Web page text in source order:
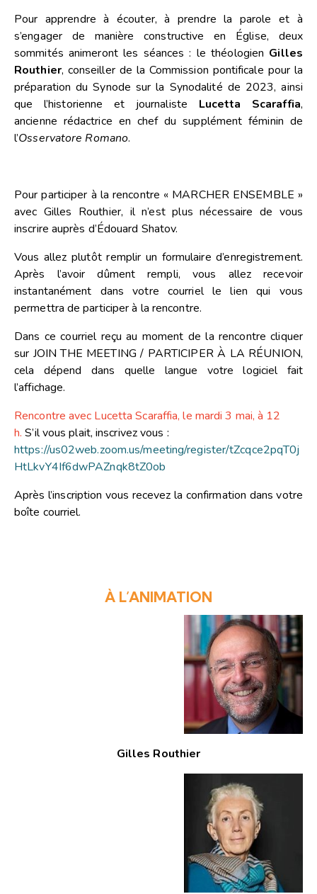
Pour apprendre à écouter, à prendre la parole et à
s’engager de manière constructive en Église, deux
sommités animeront les séances : le théologien Gilles
Routhier, conseiller de la Commission pontificale pour la
préparation du Synode sur la Synodalité de 2023, ainsi
que l’historienne et journaliste Lucetta Scaraffia,
ancienne rédactrice en chef du supplément féminin de
l’Osservatore Romano.
Pour participer à la rencontre « MARCHER ENSEMBLE »
avec Gilles Routhier, il n’est plus nécessaire de vous
inscrire auprès d’Édouard Shatov.
Vous allez plutôt remplir un formulaire d’enregistrement.
Après l’avoir dûment rempli, vous allez recevoir
instantanément dans votre courriel le lien qui vous
permettra de participer à la rencontre.
Dans ce courriel reçu au moment de la rencontre cliquer
sur JOIN THE MEETING / PARTICIPER À LA RÉUNION,
cela dépend dans quelle langue votre logiciel fait
l’affichage.
Rencontre avec Lucetta Scaraffia, le mardi 3 mai, à 12
h. S’il vous plait, inscrivez vous :
https://us02web.zoom.us/meeting/register/tZcqce2pqT0j
HtLkvY4If6dwPAZnqk8tZ0ob
Après l’inscription vous recevez la confirmation dans votre
boîte courriel.
À L’ANIMATION
Gilles Routhier